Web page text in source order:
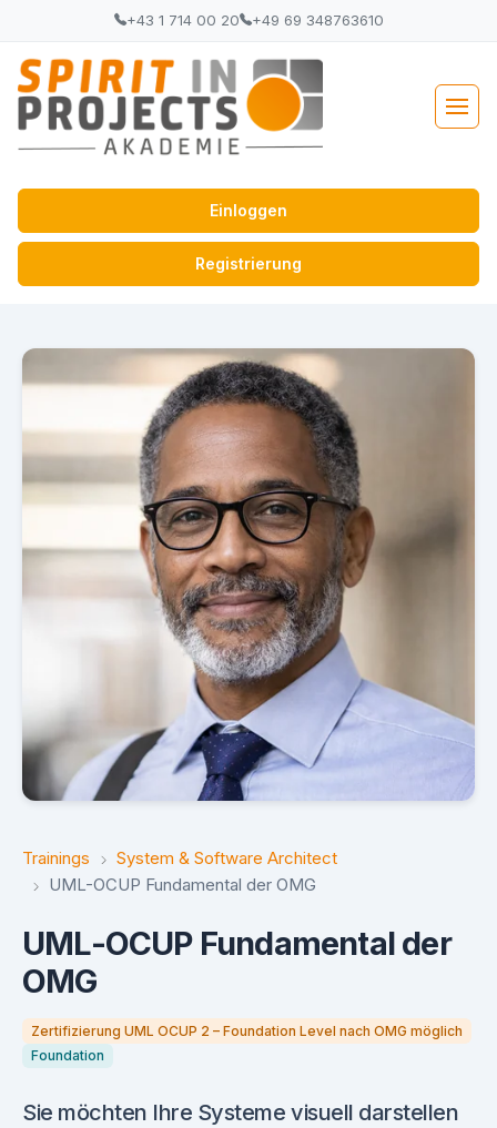
+43 1 714 00 20 +49 69 348763610
Einloggen
Registrierung
Trainings
System & Software Architect
UML-OCUP Fundamental der OMG
UML-OCUP Fundamental der
OMG
Zertifizierung UML OCUP 2 – Foundation Level nach OMG möglich
Foundation
Sie möchten Ihre Systeme visuell darstellen